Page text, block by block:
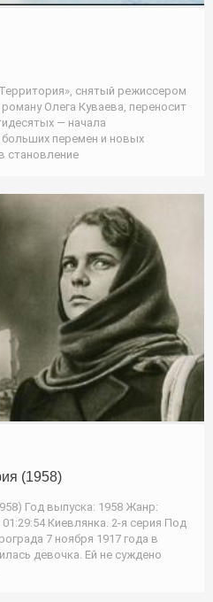
снятый режиссером
Олега Куваева, переносит
— начала
перемен и новых
становление
(1958)
Год выпуска: 1958 Жанр:
Киевлянка. 2-я серия Под
7 ноября 1917 года в
девочка. Ей не суждено